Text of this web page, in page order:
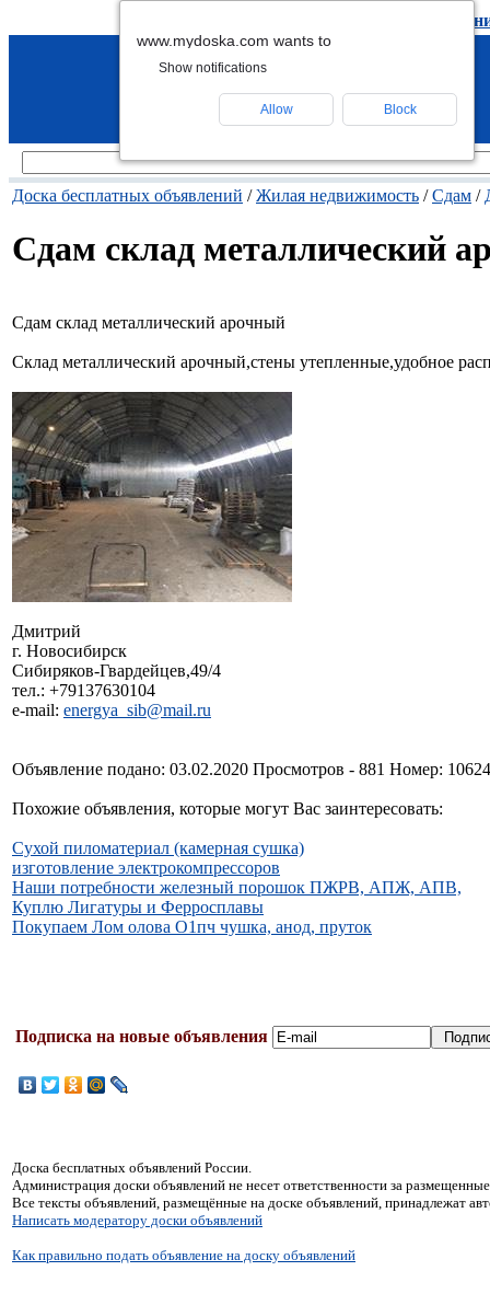
удалить
Доска бесплатных объявлений /Жилая недвижимость /Сдам /
Сдам склад металлический
Сдам склад металлический арочный
Склад металлический арочный,стены утепленные,удобное
Дмитрий
г. Новосибирск
Сибиряков-Гвардейцев,49/4
тел.: +79137630104
e-mail: energya_sib@mail.ru
Объявление подано: 03.02.2020 Просмотров - 881 Номер:
Похожие объявления, которые могут Вас заинтересовать:
Сухой пиломатериал (камерная сушка)
изготовление электрокомпрессоров
Наши потребности железный порошок ПЖРВ, АПЖ, АПВ,
Куплю Лигатуры и Ферросплавы
Покупаем Лом олова О1пч чушка, анод, пруток
Подписка на новые объявления
Доска бесплатных объявлений России.
Администрация доски объявлений не несет ответственности за
Все тексты объявлений, размещённые на доске объявлений, принадлежат
Написать модератору доски объявлений
Как правильно подать объявление на доску объявлений
www.mydoska.com wants to
Show notifications
Allow Block